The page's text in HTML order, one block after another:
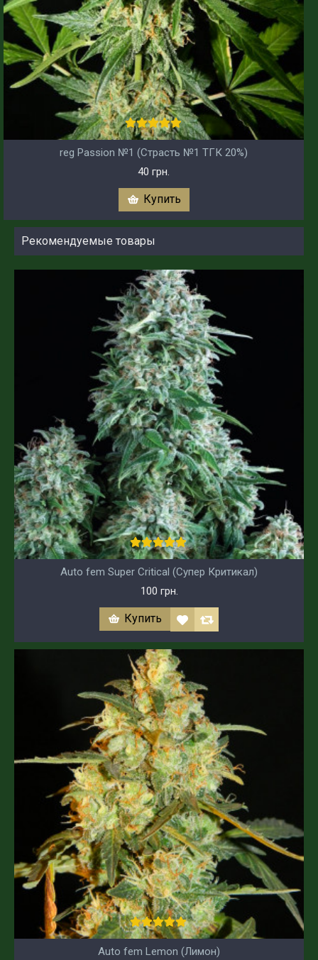
reg Passion №1 (Страсть №1 ТГК 20%)
40 грн.
Купить
Рекомендуемые товары
Auto fem Super Critical (Супер Критикал)
100 грн.
Купить
Auto fem Lemon (Лимон)